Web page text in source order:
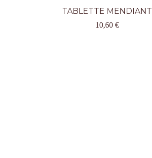
TABLETTE MENDIANT
10,60€